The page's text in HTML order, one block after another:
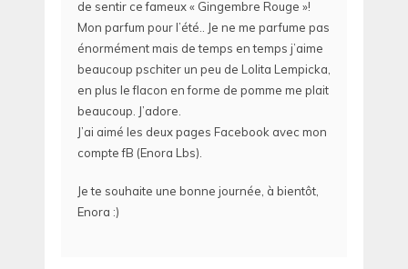
de sentir ce fameux « Gingembre Rouge »!
Mon parfum pour l’été.. Je ne me parfume pas
énormément mais de temps en temps j’aime
beaucoup pschiter un peu de Lolita Lempicka,
en plus le flacon en forme de pomme me plait
beaucoup. J’adore.
J’ai aimé les deux pages Facebook avec mon
compte fB (Enora Lbs).
Je te souhaite une bonne journée, à bientôt,
Enora :)